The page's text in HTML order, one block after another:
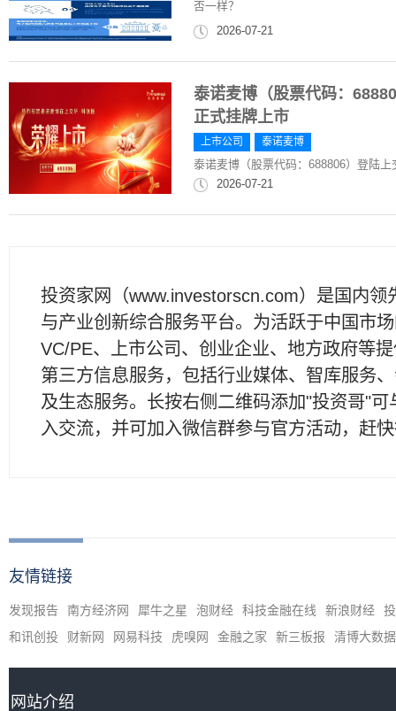
否一样？
2026-07-21
泰诺麦博（股票代码：
正式挂牌上市
上市公司 泰诺麦博
泰诺麦博（股票代码：688806）登陆
2026-07-21
投资家网（www.investorscn.com）是国内领
与产业创新综合服务平台。为活跃于中国市
VC/PE、上市公司、创业企业、地方政府等
第三方信息服务，包括行业媒体、智库服务
及生态服务。长按右侧二维码添加"投资哥"可
入交流，并可加入微信群参与官方活动，赶
友情链接
发现报告 南方经济网 犀牛之星 泡财经 科技金融在线 新浪财经
和讯创投
财新网 网易科技 虎嗅网 金融之家 新三板报 清博大数据
网站介绍